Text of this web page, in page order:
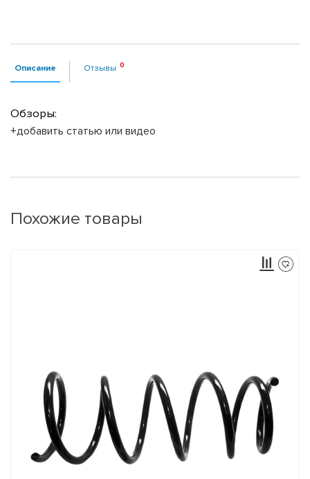
Описание Отзывы
Обзоры:
+добавить статью или видео
Похожие товары